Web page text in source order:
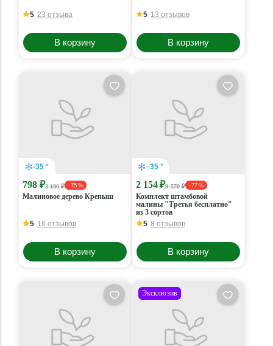
5 23 отзыва
В корзину
5 13 отзывов
В корзину
-35 °
798 ₽3 190 ₽ - 75 %
Малиновое дерево Крепыш
5 16 отзывов
В корзину
–35 °
2 154 ₽9 570 ₽ - 77 %
Комплект штамбовой
малины "Третья бесплатно"
из 3 сортов
5 8 отзывов
В корзину
Эксклюзив